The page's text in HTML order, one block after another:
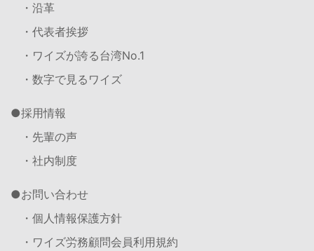
・沿革
・代表者挨拶
・ワイズが誇る台湾No.1
・数字で見るワイズ
採用情報
・先輩の声
・社内制度
お問い合わせ
・個人情報保護方針
・ワイズ労務顧問会員利用規約